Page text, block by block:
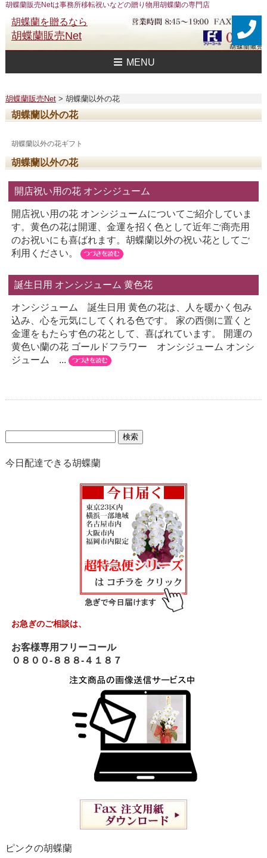
胡蝶蘭販売Netは事務所移転祝いなどの贈り物用胡蝶蘭の専門店
胡蝶蘭を贈るなら
胡蝶蘭販売Net
MENU
胡蝶蘭販売Net> 胡蝶蘭以外の花
胡蝶蘭以外の花
胡蝶蘭以外の花ギフト
胡蝶蘭以外の花
開店祝い用の花 オンシジューム
開店祝い用の花 オンシジュームについてご紹介していま
す。黄色の花は開運、金運を招く色として近年ご商売用
のお祝いにも喜ばれます。胡蝶蘭以外の祝い花としてご
利用ください。
誕生日用 オンシジューム 黄色花
オンシジューム 誕生日用 黄色の花は、人を暖かく包み
込み、心を元気にしてくれる色です。 家の西側に置くと
金運をもたらす色の花として、喜ばれています。 開運の
黄色い蘭の花 ゴールドフラワー オンシジューム オンシ
ジューム ...
今日配達できる胡蝶蘭
お急ぎのご相談は、
お客様専用フリーコール
０８００-８８８-４１８７
ピンクの胡蝶蘭